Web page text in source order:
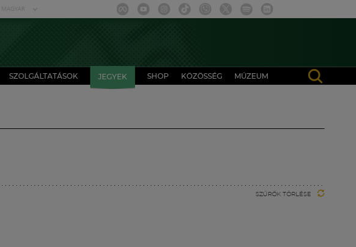
MAGYAR
SZOLGÁLTATÁSOK JEGYEK SHOP KÖZÖSSÉG MÚZEUM
SZŰRŐK TÖRLÉSE